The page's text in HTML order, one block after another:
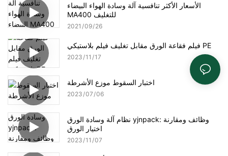
الأسعار الأكثر تنافسية آلة وسادة الهواء البيضاء
MA400 للتغليف
2021 09 26
فيلم فقاعة الورق مقابل تغليف فيلم بلاستيكي PE
2023 11 17
اختبار السقوط موزع الأشرطة
2023 07 06
نظام آلة وسادة الورق yjnpack: وظائف ومقارنة
اختيار الورق
2023 11 07